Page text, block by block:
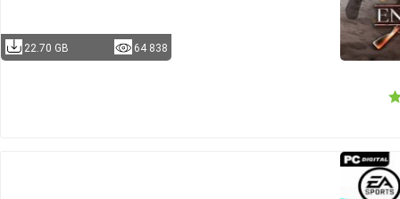
22.70 GB 64 838